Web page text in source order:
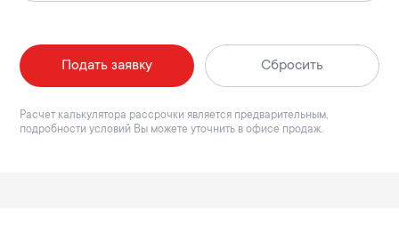
Подать заявку Сбросить
Расчет калькулятора рассрочки является предварительным,
подробности условий Вы можете уточнить в офисе продаж.